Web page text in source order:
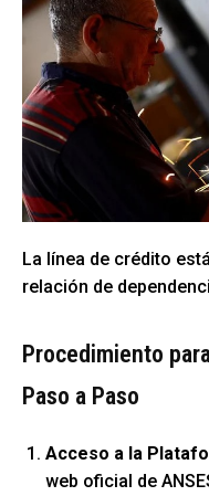
La línea de crédito
relación de
Procedimiento
Paso a Paso
Acceso a la
web oficial de